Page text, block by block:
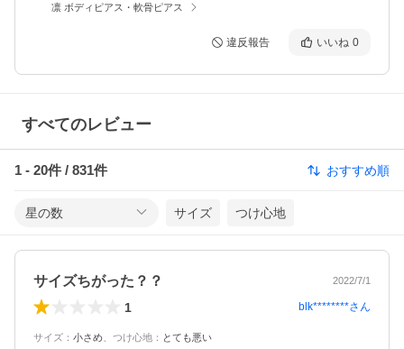
凛 ボディピアス・軟骨ピアス
違反報告 いいね 0
すべてのレビュー
1 - 20件 / 831件 おすすめ順
星の数 サイズ つけ心地
サイズちがった？？ 2022/7/1
1 blk********さん
サイズ ： 小さめ つけ心地 ： とても悪い